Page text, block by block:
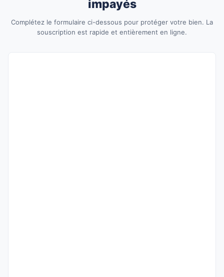
impayés
Complétez le formulaire ci-dessous pour protéger votre bien. La
souscription est rapide et entièrement en ligne.